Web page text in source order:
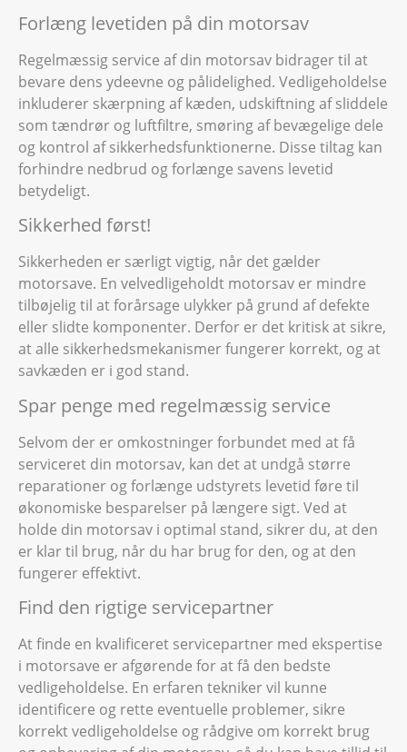
Forlæng levetiden på din motorsav
Regelmæssig service af din motorsav bidrager til at
bevare dens ydeevne og pålidelighed. Vedligeholdelse
inkluderer skærpning af kæden, udskiftning af sliddele
som tændrør og luftfiltre, smøring af bevægelige dele
og kontrol af sikkerhedsfunktionerne. Disse tiltag kan
forhindre nedbrud og forlænge savens levetid
betydeligt.
Sikkerhed først!
Sikkerheden er særligt vigtig, når det gælder
motorsave. En velvedligeholdt motorsav er mindre
tilbøjelig til at forårsage ulykker på grund af defekte
eller slidte komponenter. Derfor er det kritisk at sikre,
at alle sikkerhedsmekanismer fungerer korrekt, og at
savkæden er i god stand.
Spar penge med regelmæssig service
Selvom der er omkostninger forbundet med at få
serviceret din motorsav, kan det at undgå større
reparationer og forlænge udstyrets levetid føre til
økonomiske besparelser på længere sigt. Ved at
holde din motorsav i optimal stand, sikrer du, at den
er klar til brug, når du har brug for den, og at den
fungerer effektivt.
Find den rigtige servicepartner
At finde en kvalificeret servicepartner med ekspertise
i motorsave er afgørende for at få den bedste
vedligeholdelse. En erfaren tekniker vil kunne
identificere og rette eventuelle problemer, sikre
korrekt vedligeholdelse og rådgive om korrekt brug